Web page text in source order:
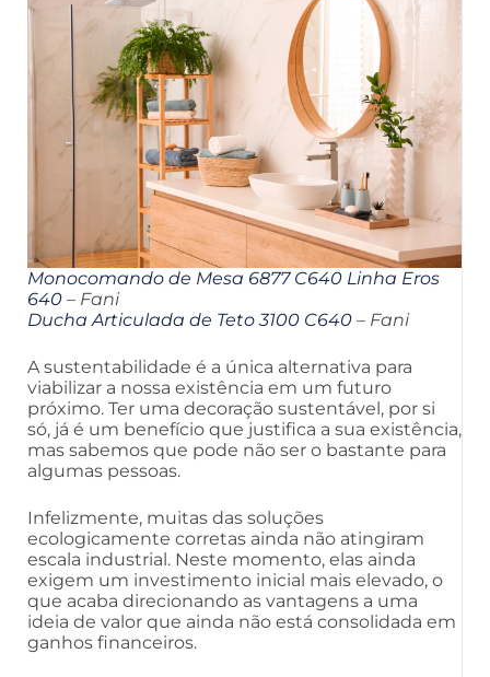
Monocomando de Mesa 6877 C640 Linha Eros
640 – Fani
Ducha Articulada de Teto 3100 C640 – Fani
A sustentabilidade é a única alternativa para
viabilizar a nossa existência em um futuro
próximo. Ter uma decoração sustentável, por si
só, já é um benefício que justifica a sua existência,
mas sabemos que pode não ser o bastante para
algumas pessoas.
Infelizmente, muitas das soluções
ecologicamente corretas ainda não atingiram
escala industrial. Neste momento, elas ainda
exigem um investimento inicial mais elevado, o
que acaba direcionando as vantagens a uma
ideia de valor que ainda não está consolidada em
ganhos financeiros.